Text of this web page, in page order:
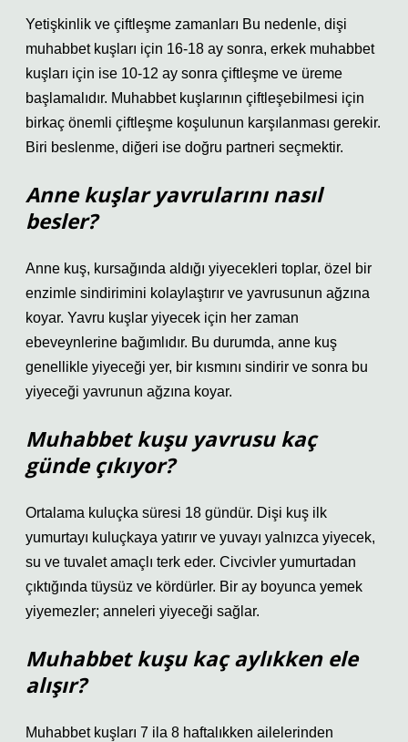
Yetişkinlik ve çiftleşme zamanları Bu nedenle, dişi
muhabbet kuşları için 16-18 ay sonra, erkek muhabbet
kuşları için ise 10-12 ay sonra çiftleşme ve üreme
başlamalıdır. Muhabbet kuşlarının çiftleşebilmesi için
birkaç önemli çiftleşme koşulunun karşılanması gerekir.
Biri beslenme, diğeri ise doğru partneri seçmektir.
Anne kuşlar yavrularını nasıl
besler?
Anne kuş, kursağında aldığı yiyecekleri toplar, özel bir
enzimle sindirimini kolaylaştırır ve yavrusunun ağzına
koyar. Yavru kuşlar yiyecek için her zaman
ebeveynlerine bağımlıdır. Bu durumda, anne kuş
genellikle yiyeceği yer, bir kısmını sindirir ve sonra bu
yiyeceği yavrunun ağzına koyar.
Muhabbet kuşu yavrusu kaç
günde çıkıyor?
Ortalama kuluçka süresi 18 gündür. Dişi kuş ilk
yumurtayı kuluçkaya yatırır ve yuvayı yalnızca yiyecek,
su ve tuvalet amaçlı terk eder. Civcivler yumurtadan
çıktığında tüysüz ve kördürler. Bir ay boyunca yemek
yiyemezler; anneleri yiyeceği sağlar.
Muhabbet kuşu kaç aylıkken ele
alışır?
Muhabbet kuşları 7 ila 8 haftalıkken ailelerinden